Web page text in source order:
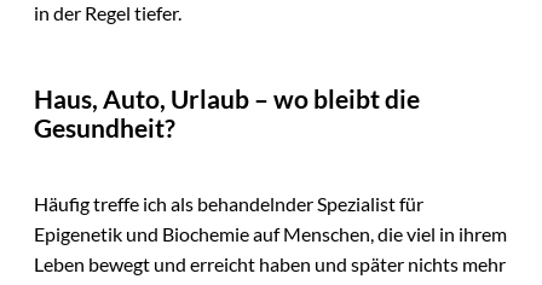
in der Regel tiefer.
Haus, Auto, Urlaub – wo bleibt die
Gesundheit?
Häufig treffe ich als behandelnder Spezialist für
Epigenetik und Biochemie auf Menschen, die viel in ihrem
Leben bewegt und erreicht haben und später nichts mehr